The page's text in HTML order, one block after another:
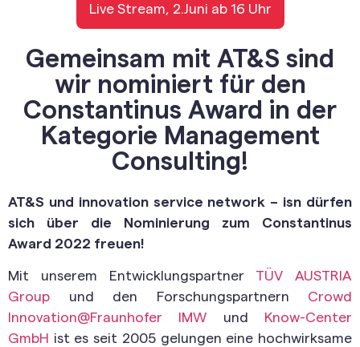
Live Stream, 2.Juni ab 16 Uhr
Gemeinsam mit AT&S sind
wir nominiert für den
Constantinus Award in der
Kategorie Management
Consulting!
AT&S und innovation service network – isn dürfen
sich über die Nominierung zum Constantinus
Award 2022 freuen!
Mit unserem Entwicklungspartner TÜV AUSTRIA
Group und den Forschungspartnern Crowd
Innovation@Fraunhofer IMW und
Know-Center
GmbH ist es seit 2005 gelungen eine hochwirksame